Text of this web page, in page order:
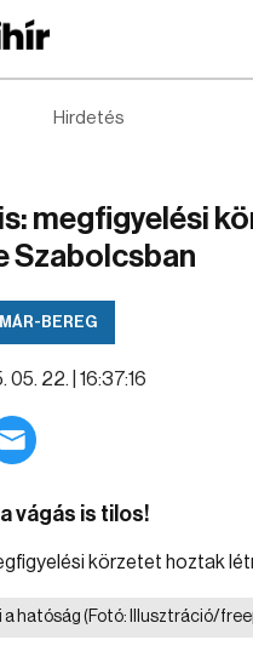
Hirdetés
megfigyelési
Szabolcsban
BEREG
05. 22. | 16:37:16
vágás is tilos!
a hatóság (Fotó: Illusztráció/